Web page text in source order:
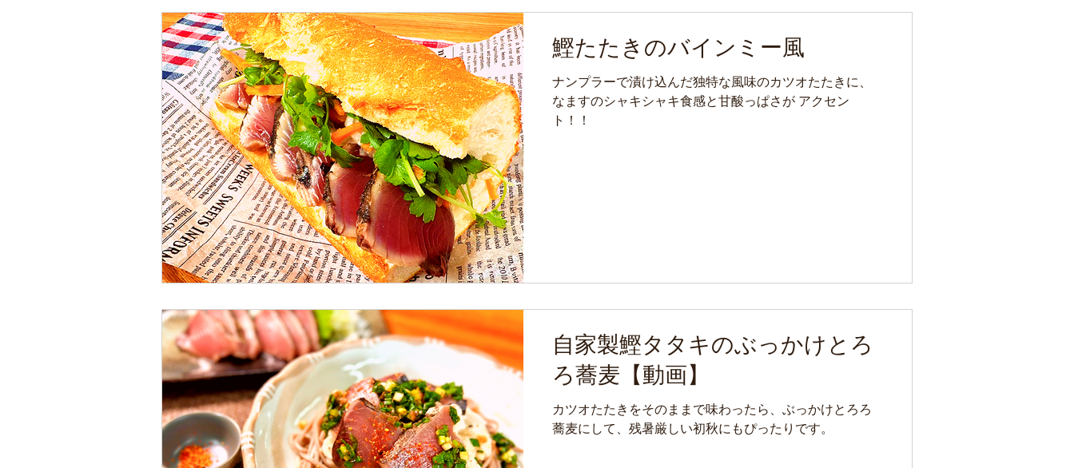
鰹たたきのバインミー風
ナンプラーで漬け込んだ独特な風味のカツオたたきに、
なますのシャキシャキ食感と甘酸っぱさが アクセン
ト！！
自家製鰹タタキのぶっかけとろ
ろ蕎麦【動画】
カツオたたきをそのままで味わったら、ぶっかけとろろ
蕎麦にして、残暑厳しい初秋にもぴったりです。